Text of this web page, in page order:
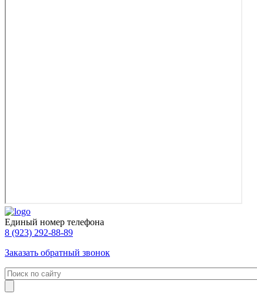
Единый номер телефона
8 (923) 292-88-89
Заказать обратный звонок